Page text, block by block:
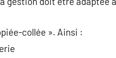
collée ». Ainsi :